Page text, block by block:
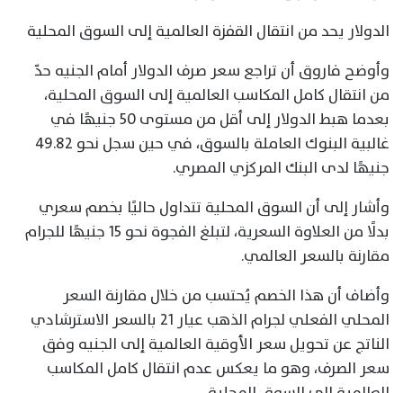
الدولار يحد من انتقال القفزة العالمية إلى السوق المحلية
وأوضح فاروق أن تراجع سعر صرف الدولار أمام الجنيه حدّ
من انتقال كامل المكاسب العالمية إلى السوق المحلية،
بعدما هبط الدولار إلى أقل من مستوى 50 جنيهًا في
غالبية البنوك العاملة بالسوق، في حين سجل نحو 49.82
جنيهًا لدى البنك المركزي المصري.
وأشار إلى أن السوق المحلية تتداول حاليًا بخصم سعري
بدلًا من العلاوة السعرية، لتبلغ الفجوة نحو 15 جنيهًا للجرام
مقارنة بالسعر العالمي.
وأضاف أن هذا الخصم يُحتسب من خلال مقارنة السعر
المحلي الفعلي لجرام الذهب عيار 21 بالسعر الاسترشادي
الناتج عن تحويل سعر الأوقية العالمية إلى الجنيه وفق
سعر الصرف، وهو ما يعكس عدم انتقال كامل المكاسب